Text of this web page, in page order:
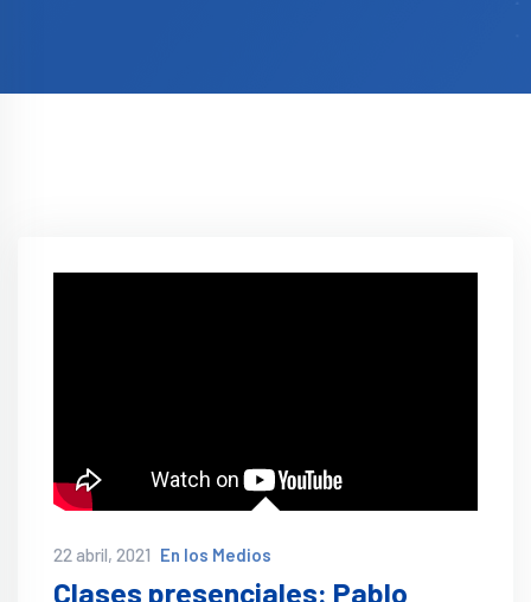
22 abril, 2021 En los Medios
Clases presenciales: Pablo